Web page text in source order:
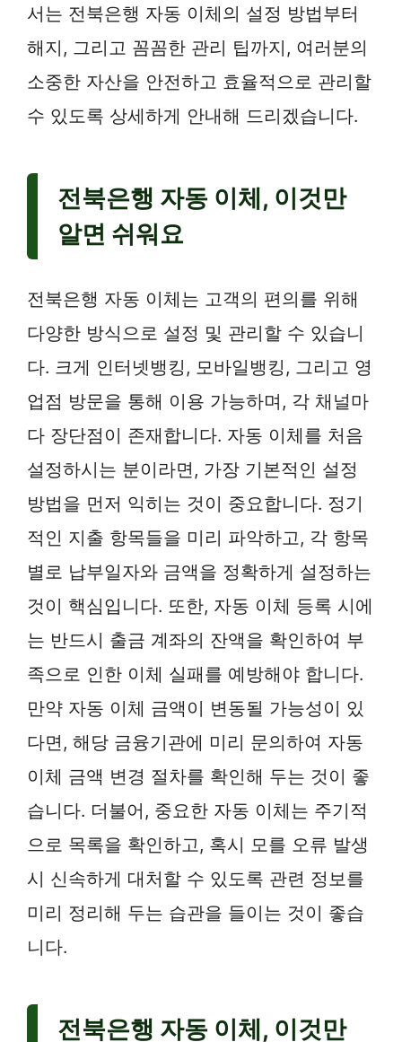
서는 전북은행 자동 이체의 설정 방법부터
해지, 그리고 꼼꼼한 관리 팁까지, 여러분의
소중한 자산을 안전하고 효율적으로 관리할
수 있도록 상세하게 안내해 드리겠습니다.
전북은행 자동 이체, 이것만
알면 쉬워요
전북은행 자동 이체는 고객의 편의를 위해
다양한 방식으로 설정 및 관리할 수 있습니
다. 크게 인터넷뱅킹, 모바일뱅킹, 그리고 영
업점 방문을 통해 이용 가능하며, 각 채널마
다 장단점이 존재합니다. 자동 이체를 처음
설정하시는 분이라면, 가장 기본적인 설정
방법을 먼저 익히는 것이 중요합니다. 정기
적인 지출 항목들을 미리 파악하고, 각 항목
별로 납부일자와 금액을 정확하게 설정하는
것이 핵심입니다. 또한, 자동 이체 등록 시에
는 반드시 출금 계좌의 잔액을 확인하여 부
족으로 인한 이체 실패를 예방해야 합니다.
만약 자동 이체 금액이 변동될 가능성이 있
다면, 해당 금융기관에 미리 문의하여 자동
이체 금액 변경 절차를 확인해 두는 것이 좋
습니다. 더불어, 중요한 자동 이체는 주기적
으로 목록을 확인하고, 혹시 모를 오류 발생
시 신속하게 대처할 수 있도록 관련 정보를
미리 정리해 두는 습관을 들이는 것이 좋습
니다.
전북은행 자동 이체, 이것만